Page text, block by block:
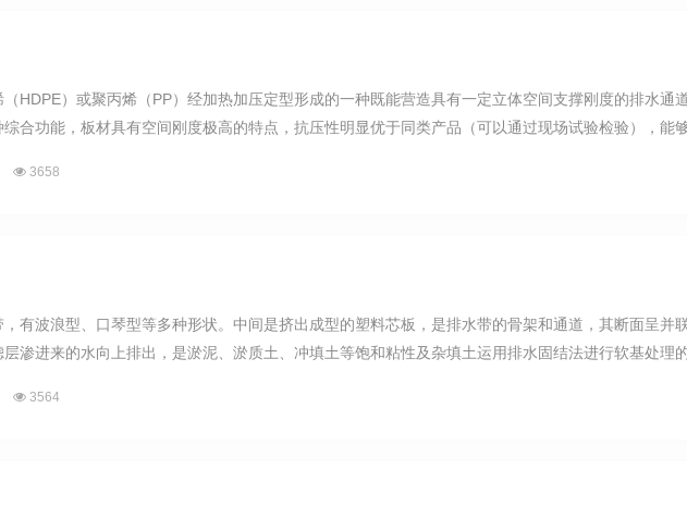
HDPE）或聚丙烯（PP）经加热加压定型形成的一种既能营造具有一定立体空间支撑刚度的排水通
合功能，板材具有空间刚度极高的特点，抗压性明显优于同类产品（可以通过现场试验检验），能
3658
有波浪型、口琴型等多种形状。中间是挤出成型的塑料芯板，是排水带的骨架和通道，其断面呈并
渗进来的水向上排出，是淤泥、淤质土、冲填土等饱和粘性及杂填土运用排水固结法进行软基处理
3564